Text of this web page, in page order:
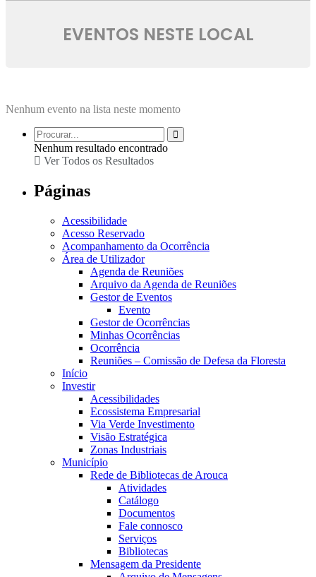
EVENTOS NESTE LOCAL
Nenhum evento na lista neste momento
Nenhum resultado encontrado
Ver Todos os Resultados
Páginas
Acessibilidade
Acesso Reservado
Acompanhamento da Ocorrência
Área de Utilizador
Agenda de Reuniões
Arquivo da Agenda de Reuniões
Gestor de Eventos
Evento
Gestor de Ocorrências
Minhas Ocorrências
Ocorrência
Reuniões – Comissão de Defesa da Floresta
Início
Investir
Acessibilidades
Ecossistema Empresarial
Via Verde Investimento
Visão Estratégica
Zonas Industriais
Município
Rede de Bibliotecas de Arouca
Atividades
Catálogo
Documentos
Fale connosco
Serviços
Bibliotecas
Mensagem da Presidente